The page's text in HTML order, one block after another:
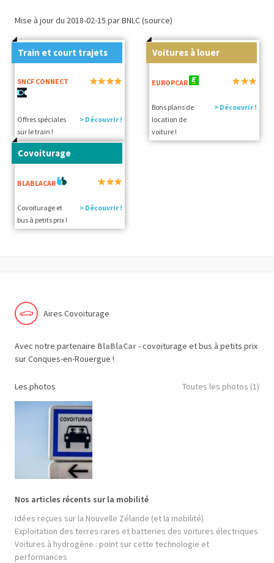
Mise à jour du 2018-02-15 par BNLC (source)
Train et court trajets
SNCF CONNECT
Offres spéciales
sur le train !
> Découvrir !
Voitures à louer
EUROPCAR
Bons plans de
location de
voiture !
> Découvrir !
Covoiturage
BLABLACAR
Covoiturage et
bus à petits prix !
> Découvrir !
Aires Covoiturage
Avec notre partenaire BlaBlaCar- covoiturage et bus à petits prix
sur Conques-en-Rouergue !
Les photos Toutes les photos (1)
Nos articles récents sur la mobilité
Idées reçues sur la Nouvelle Zélande (et la mobilité)
Exploitation des terres rares et batteries des voitures électriques
Voitures à hydrogène : point sur cette technologie et
performances